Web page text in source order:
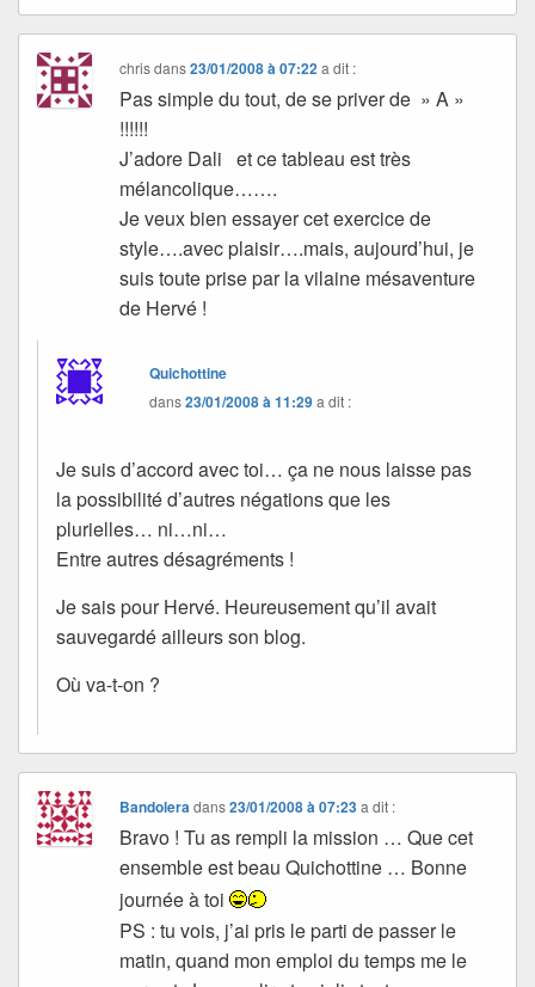
chrisdans23/01/2008 à 07:22 a dit :
Pas simple du tout, de se priver de » A »
!!!!!!
J’adore Dali et ce tableau est très
mélancolique…….
Je veux bien essayer cet exercice de
style….avec plaisir….mais, aujourd’hui, je
suis toute prise par la vilaine mésaventure
de Hervé !
Quichottine
dans23/01/2008 à 11:29a dit :
Je suis d’accord avec toi… ça ne nous laisse pas
la possibilité d’autres négations que les
plurielles… ni…ni…
Entre autres désagréments !
Je sais pour Hervé. Heureusement qu’il avait
sauvegardé ailleurs son blog.
Où va-t-on ?
Bandoleradans23/01/2008 à 07:23 a dit :
Bravo ! Tu as rempli la mission … Que cet
ensemble est beau Quichottine … Bonne
journée à toi
PS : tu vois, j’ai pris le parti de passer le
matin, quand mon emploi du temps me le